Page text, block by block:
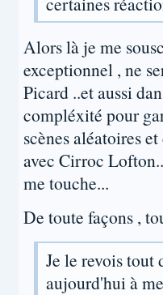
Alors là je me
exceptionnel , ne
Picard ..et aussi
compléxité pour
scènes aléatoires
avec Cirroc
me touche...
De toute façons ,
Je le revois tout
aujourd'hui à